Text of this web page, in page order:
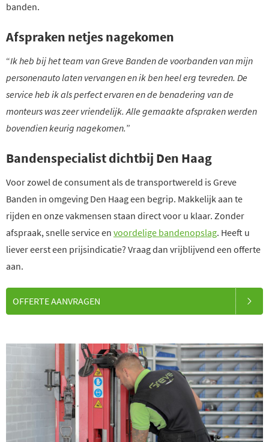
banden.
Afspraken netjes nagekomen
“Ik heb bij het team van Greve Banden de voorbanden van mijn
personenauto laten vervangen en ik ben heel erg tevreden. De
service heb ik als perfect ervaren en de benadering van de
monteurs was zeer vriendelijk. Alle gemaakte afspraken werden
bovendien keurig nagekomen.”
Bandenspecialist dichtbij Den Haag
Voor zowel de consument als de transportwereld is Greve
Banden in omgeving Den Haag een begrip. Makkelijk aan te
rijden en onze vakmensen staan direct voor u klaar. Zonder
afspraak, snelle service en voordelige bandenopslag. Heeft u
liever eerst een prijsindicatie? Vraag dan vrijblijvend een offerte
aan.
OFFERTE AANVRAGEN